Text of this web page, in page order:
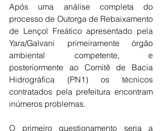
Após uma análise completa do
processo de Outorga de Rebaixamento
de Lençol Freático apresentado pela
Yara/Galvani primeiramente órgão
ambiental competente, e
posteriormente ao Comitê de Bacia
Hidrográfica (PN1) os técnicos
contratados pela prefeitura encontram
inúmeros problemas.
O primeiro questionamento seria a